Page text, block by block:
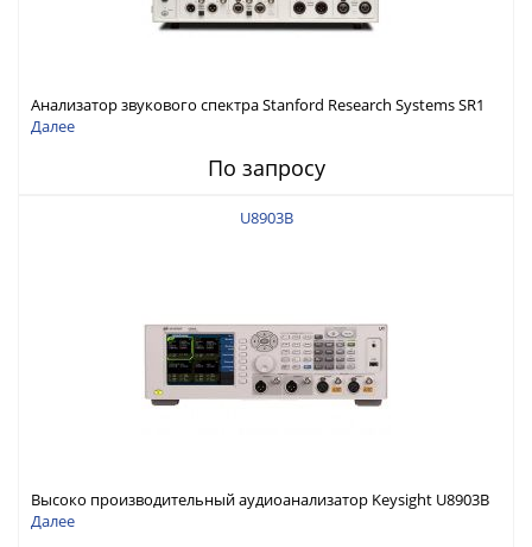
Анализатор звукового спектра Stanford Research Systems SR1
Далее
По запросу
U8903B
Высоко производительный аудиоанализатор Keysight U8903B
Далее